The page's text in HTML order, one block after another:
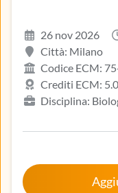
dermatologica
26 nov 2026
Città: Milano
Codice ECM:
Crediti ECM: 5.0
Disciplina:
Medicina del lavoro
lavoro, Medicina